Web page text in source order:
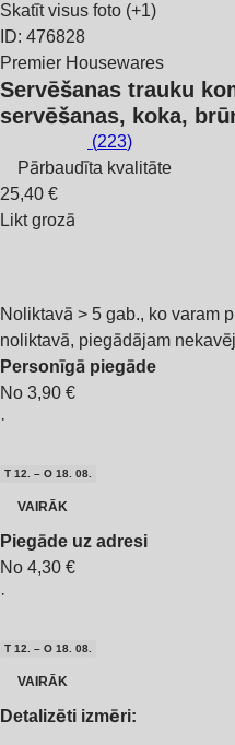
Skatīt visus foto (+1)
ID: 476828
Premier Housewares
Servēšanas trauku
servēšanas, koka,
(223)
Pārbaudīta kvalitāte
25,40 €
Likt grozā
Noliktavā > 5 gab., ko varam
noliktavā, piegādājam
Personīgā piegāde
No 3,90 €
·
T 12. – O 18. 08.
VAIRĀK
Piegāde uz adresi
No 4,30 €
·
T 12. – O 18. 08.
VAIRĀK
Detalizēti izmēri: